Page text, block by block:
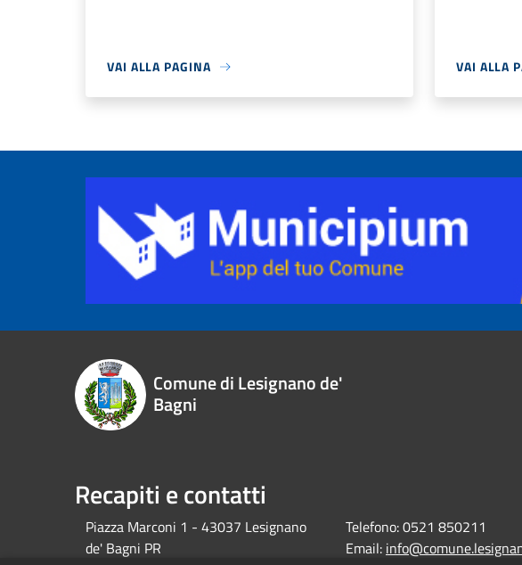
VAI ALLA PAGINA VAI ALLA
Comune di Lesignano de'
Bagni
Recapiti e contatti
Piazza Marconi 1 - 43037 Lesignano
de' Bagni PR
Telefono:0521 850211
Email: